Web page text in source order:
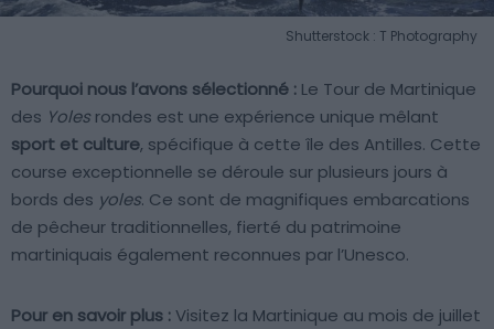
Shutterstock : T Photography
Pourquoi nous l’avons sélectionné : Le Tour de Martinique
des Yoles rondes est une expérience unique mêlant
sport et culture, spécifique à cette île des Antilles. Cette
course exceptionnelle se déroule sur plusieurs jours à
bords des yoles. Ce sont de magnifiques embarcations
de pêcheur traditionnelles, fierté du patrimoine
martiniquais également reconnues par l’Unesco.
Pour en savoir plus :Visitez la Martinique au mois de juillet